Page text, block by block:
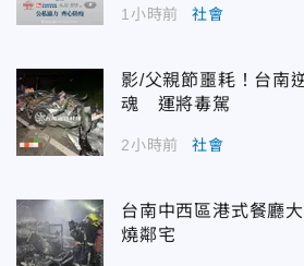
1小時前 社會
影/父親節噩耗！台南
魂 運將毒駕
2小時前 社會
台南中西區港式餐廳
燒鄰宅